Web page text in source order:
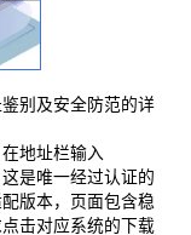
别及安全防范的详
地址栏输入
这是唯一经过认证的
版本，页面包含稳
击对应系统的下载